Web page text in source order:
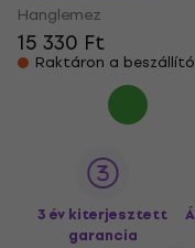
Hanglemez
15 330 Ft
Raktáron a
3 év kiterjesztett
garancia